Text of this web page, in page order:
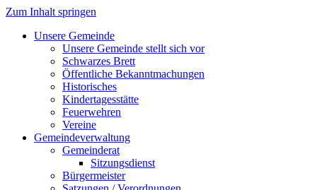
Zum Inhalt springen
Unsere Gemeinde
Unsere Gemeinde stellt sich vor
Schwarzes Brett
Öffentliche Bekanntmachungen
Historisches
Kindertagesstätte
Feuerwehren
Vereine
Gemeindeverwaltung
Gemeinderat
Sitzungsdienst
Bürgermeister